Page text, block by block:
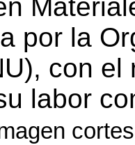
por la
con
labor